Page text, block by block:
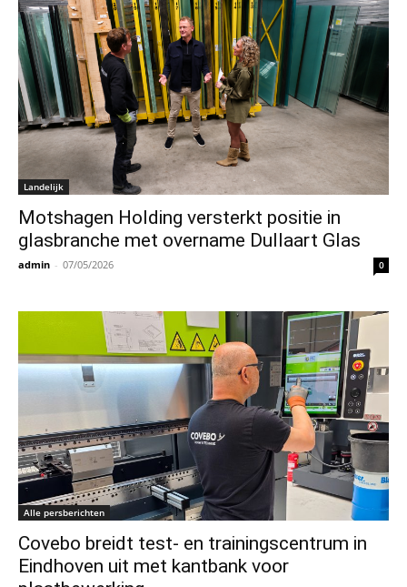
Landelijk
Motshagen Holding versterkt positie in
glasbranche met overname Dullaart Glas
admin - 07/05/2026 0
Alle persberichten
Covebo breidt test- en trainingscentrum in
Eindhoven uit met kantbank voor